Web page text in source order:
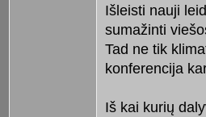
Išleisti nauji
sumažinti
Tad ne tik
konferencija
Iš kai kurių